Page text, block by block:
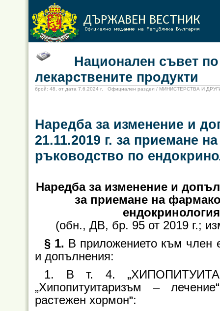
Национален съвет по
лекарствените продукти
брой: 48, от дата 7.6.2024 г. Официален раздел / МИНИСТЕРСТВА И
Наредба за изменение и
21.11.2019 г. за приемане
ръководство по
Наредба за изменение и
за приемане на
(обн., ДВ, бр. 95 от 2019 г.;
§ 1. В приложението към член
и допълнения:
1. В т. 4.
„Хипопитуитаризъм –
растежен хормон“: